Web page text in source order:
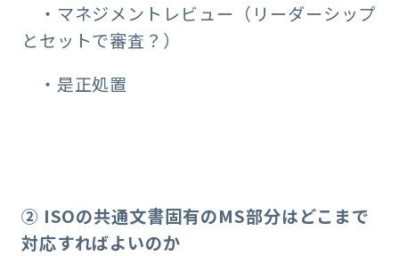
・マネジメントレビュー（リーダーシップ
とセットで審査？）
・是正処置
② ISOの共通文書固有のMS部分はどこまで
対応すればよいのか